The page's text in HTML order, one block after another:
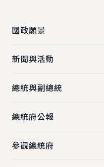
國政願景
新聞與活動
總統與副總統
總統府公報
參觀總統府